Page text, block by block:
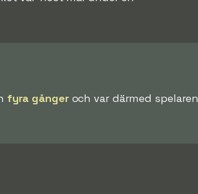
fyra gångeroch var därmed spelaren